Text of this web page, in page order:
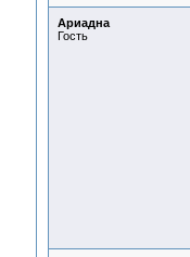
Ариадна
Гость